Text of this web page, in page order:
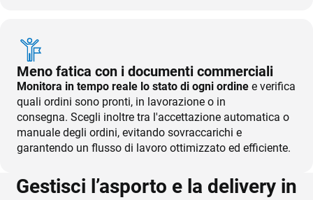
Meno fatica con i documenti commerciali
Monitora in tempo reale lo stato di ogni ordine e verifica
quali ordini sono pronti, in lavorazione o in
consegna. Scegli inoltre tra l'accettazione automatica o
manuale degli ordini, evitando sovraccarichi e
garantendo un flusso di lavoro ottimizzato ed efficiente.
Gestisci l’asporto e la delivery in